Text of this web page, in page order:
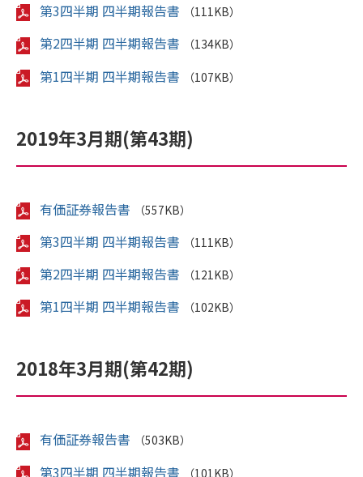
第3四半期 四半期報告書 （111KB）
第2四半期 四半期報告書 （134KB）
第1四半期 四半期報告書 （107KB）
2019年3月期(第43期)
有価証券報告書 （557KB）
第3四半期 四半期報告書 （111KB）
第2四半期 四半期報告書 （121KB）
第1四半期 四半期報告書 （102KB）
2018年3月期(第42期)
有価証券報告書 （503KB）
第3四半期 四半期報告書 （101KB）